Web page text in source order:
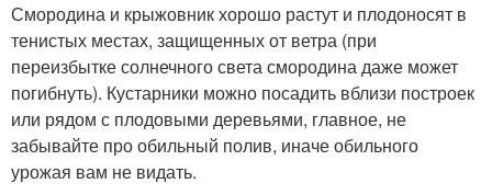
Смородина и крыжовник хорошо растут и плодоносят в
тенистых местах, защищенных от ветра (при
переизбытке солнечного света смородина даже может
погибнуть). Кустарники можно посадить вблизи построек
или рядом с плодовыми деревьями, главное, не
забывайте про обильный полив, иначе обильного
урожая вам не видать.